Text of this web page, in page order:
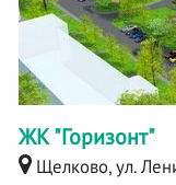
ЖК "Горизонт"
Щелково, ул.